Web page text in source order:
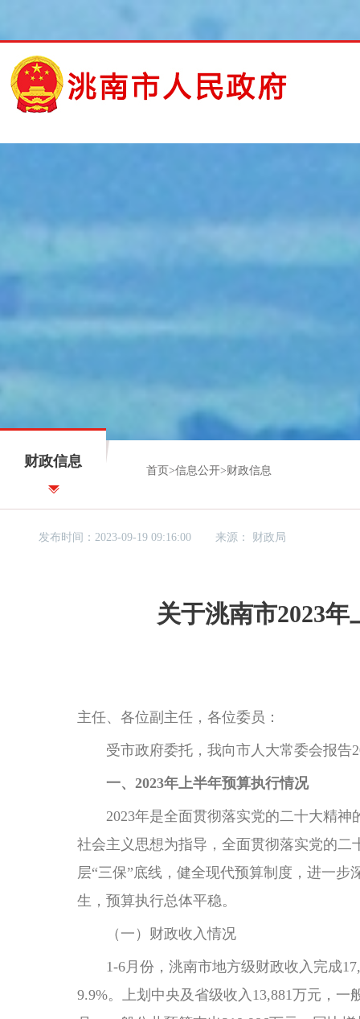
财政信息
首页 >信息公开>财政信息
发布时间：2023-09-19 09:16:00 来源： 财政局
关于洮南市2023
主任、各位副主任，各位委员：
受市政府委托，我向市人大常委会报告
一、2023年上半年预算执行情况
2023年是全面贯彻落实党的二十大精神
社会主义思想为指导，全面贯彻落实党的
层“三保”底线，健全现代预算制度，进一
生，预算执行总体平稳。
（一）财政收入情况
1-6月份，洮南市地方级财政收入完成
9.9%。上划中央及省级收入13,881万元，一